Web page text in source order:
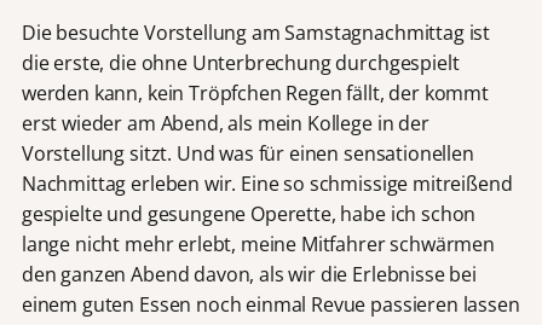
Die besuchte Vorstellung am Samstagnachmittag ist
die erste, die ohne Unterbrechung durchgespielt
werden kann, kein Tröpfchen Regen fällt, der kommt
erst wieder am Abend, als mein Kollege in der
Vorstellung sitzt. Und was für einen sensationellen
Nachmittag erleben wir. Eine so schmissige mitreißend
gespielte und gesungene Operette, habe ich schon
lange nicht mehr erlebt, meine Mitfahrer schwärmen
den ganzen Abend davon, als wir die Erlebnisse bei
einem guten Essen noch einmal Revue passieren lassen